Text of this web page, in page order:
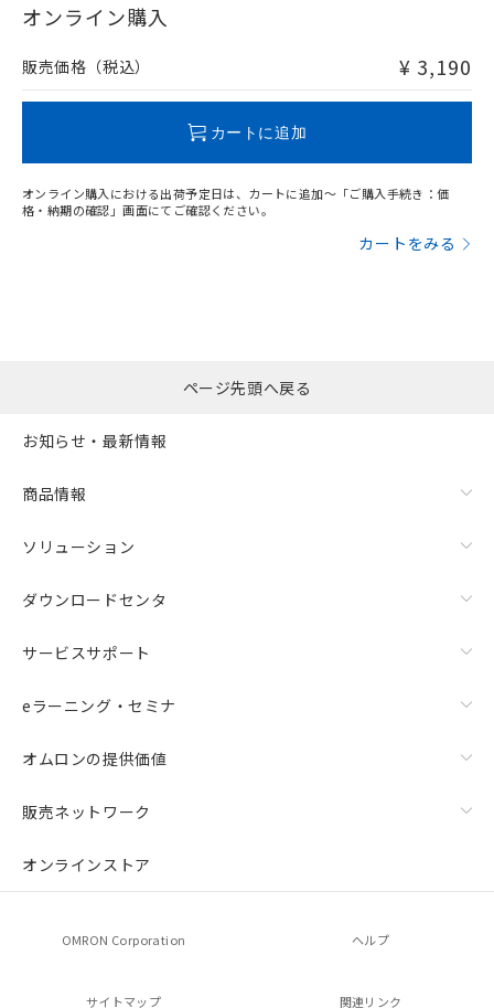
在庫等で未対応品が混在する可能性があります。
問い合わせください。
オンライン購入
販売価格（税込） ¥ 3,190
カートに追加
オンライン購入における出荷予定日は、カートに追加～「ご購入手続き：価
格・納期の確認」画面にてご確認ください。
カートをみる
ページ先頭へ戻る
お知らせ・最新情報
商品情報
ソリューション
ダウンロードセンタ
サービスサポート
eラーニング・セミナ
オムロンの提供価値
販売ネットワーク
オンラインストア
OMRON Corporation ヘルプ
サイトマップ 関連リンク